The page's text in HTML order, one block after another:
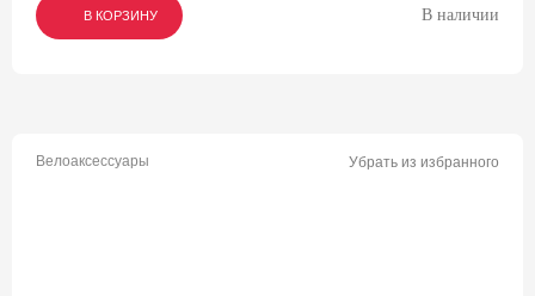
В КОРЗИНУ
В КОРЗИНУ
В КОРЗИНУ В наличии
Велоаксессуары Убрать из избранного